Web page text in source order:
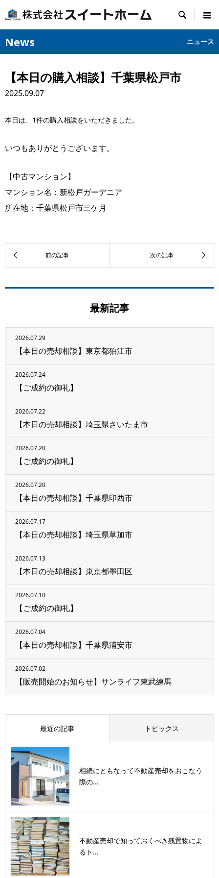

News ニュース
【本日の購入相談】千葉県松戸市
2025.09.07
本日は、1件の購入相談をいただきました。
いつもありがとうございます。
【中古マンション】
マンション名：新松戸ガーデニア
所在地：千葉県松戸市三ケ月
最新記事
2026.07.29
【本日の売却相談】東京都狛江市
2026.07.24
【ご成約の御礼】
2026.07.22
【本日の売却相談】埼玉県さいたま市
2026.07.20
【ご成約の御礼】
2026.07.20
【本日の売却相談】千葉県印西市
2026.07.17
【本日の売却相談】埼玉県草加市
2026.07.13
【本日の売却相談】東京都墨田区
2026.07.10
【ご成約の御礼】
2026.07.04
【本日の売却相談】千葉県浦安市
2026.07.02
【販売開始のお知らせ】サンライフ東武練馬
最近の記事 トピックス
相続にともなって不動産売却をおこなう
際の...
不動産売却で知っておくべき残置物によ
るト...